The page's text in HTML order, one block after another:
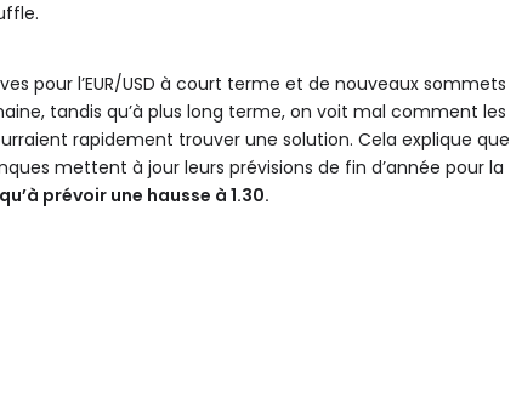
pour l’EUR/USD à court terme et de nouveaux sommets
tandis qu’à plus long terme, on voit mal comment les
rapidement trouver une solution. Cela explique que
mettent à jour leurs prévisions de fin d’année pour la
prévoir une hausse à 1.30.